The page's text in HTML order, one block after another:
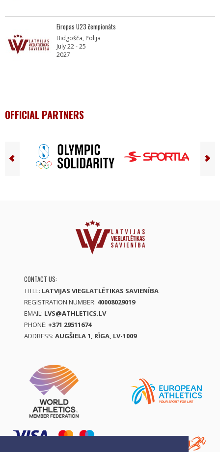
Eiropas U23 čempionāts
Bidgošča, Polija
July 22 - 25
2027
OFFICIAL PARTNERS
CONTACT US:
TITLE: LATVIJAS VIEGLATLĒTIKAS SAVIENĪBA
REGISTRATION NUMBER: 40008029019
EMAIL: LVS@ATHLETICS.LV
PHONE: +371 29511674
ADDRESS: AUGŠIELA 1, RĪGA, LV-1009